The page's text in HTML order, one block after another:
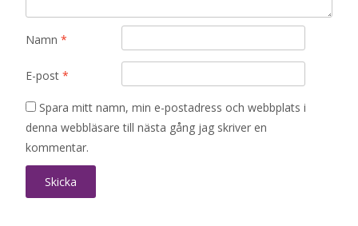
Namn *
E-post *
Spara mitt namn, min e-postadress och webbplats i
denna webbläsare till nästa gång jag skriver en
kommentar.